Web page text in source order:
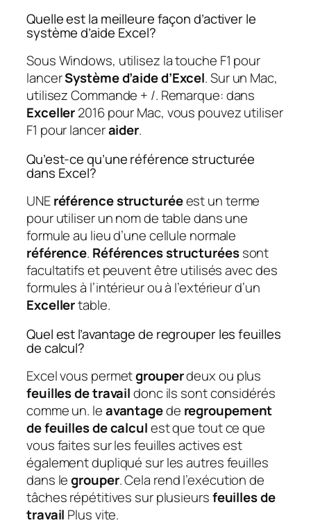
Quelle est la meilleure façon d’activer le
système d’aide Excel?
Sous Windows, utilisez la touche F1 pour
lancerSystème d’aide d’Excel. Sur un Mac,
utilisez Commande + /. Remarque: dans
Exceller2016 pour Mac, vous pouvez utiliser
F1 pour lanceraider.
Qu’est-ce qu’une référence structurée
dans Excel?
UNEréférence structuréeest un terme
pour utiliser un nom de table dans une
formule au lieu d’une cellule normale
référence. Références structuréessont
facultatifs et peuvent être utilisés avec des
formules à l’intérieur ou à l’extérieur d’un
Excellertable.
Quel est l’avantage de regrouper les feuilles
de calcul?
Excel vous permetgrouperdeux ou plus
feuilles de travaildonc ils sont considérés
comme un. leavantagede regroupement
de feuilles de calculest que tout ce que
vous faites sur les feuilles actives est
également dupliqué sur les autres feuilles
dans legrouper. Cela rend l’exécution de
tâches répétitives sur plusieursfeuilles de
travail Plus vite.